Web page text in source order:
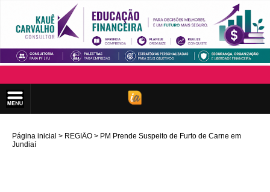
Página inicial REGIÃO
PM Prende Suspeito de Furto de Carne em
Jundiaí